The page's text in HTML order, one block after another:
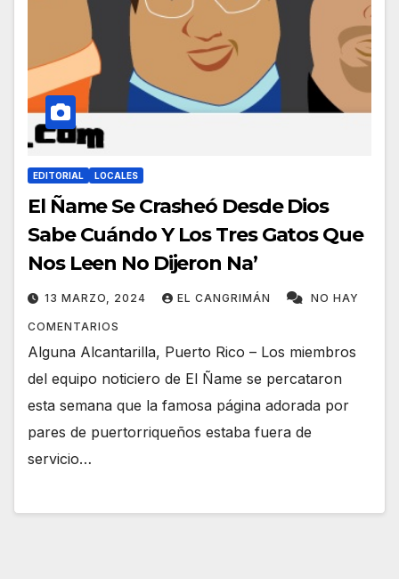
EDITORIAL LOCALES
El Ñame Se Crasheó Desde Dios
Sabe Cuándo Y Los Tres Gatos Que
Nos Leen No Dijeron Na’
13 MARZO, 2024 EL CANGRIMÁN NO HAY
COMENTARIOS
Alguna Alcantarilla, Puerto Rico – Los miembros
del equipo noticiero de El Ñame se percataron
esta semana que la famosa página adorada por
pares de puertorriqueños estaba fuera de
servicio…